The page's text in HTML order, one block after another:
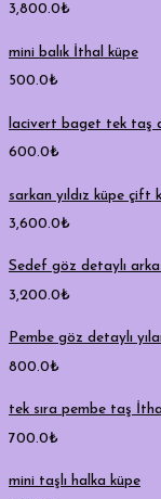
3,800.0₺
mini balık İthal küpe
500.0₺
lacivert baget tek taş
600.0₺
sarkan yıldız küpe çift
3,600.0₺
Sedef göz detaylı
3,200.0₺
Pembe göz detaylı
800.0₺
tek sıra pembe taş
700.0₺
mini taşlı halka küpe